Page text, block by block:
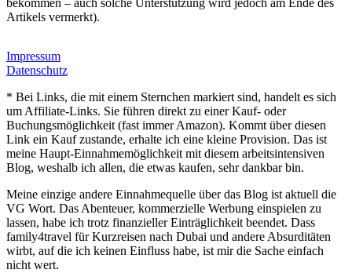
bekommen – auch solche Unterstützung wird jedoch am Ende des
Artikels vermerkt).
Impressum
Datenschutz
* Bei Links, die mit einem Sternchen markiert sind, handelt es sich
um Affiliate-Links. Sie führen direkt zu einer Kauf- oder
Buchungsmöglichkeit (fast immer Amazon). Kommt über diesen
Link ein Kauf zustande, erhalte ich eine kleine Provision. Das ist
meine Haupt-Einnahmemöglichkeit mit diesem arbeitsintensiven
Blog, weshalb ich allen, die etwas kaufen, sehr dankbar bin.
Meine einzige andere Einnahmequelle über das Blog ist aktuell die
VG Wort. Das Abenteuer, kommerzielle Werbung einspielen zu
lassen, habe ich trotz finanzieller Einträglichkeit beendet. Dass
family4travel für Kurzreisen nach Dubai und andere Absurditäten
wirbt, auf die ich keinen Einfluss habe, ist mir die Sache einfach
nicht wert.